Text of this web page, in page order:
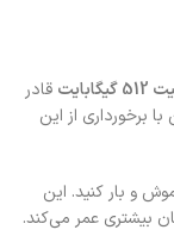
512گیگابایت قادر
برخورداری از این
بارگیری، خاموش و بار کنید. این
بیشتری عمر می‌کند.